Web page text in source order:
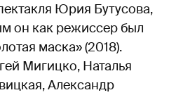
Юрия Бутусова,
он как режиссер был
маска» (2018).
Мигицко, Наталья
Александр